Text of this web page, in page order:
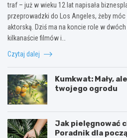
traf – już w wieku 12 lat napisała
przeprowadzki do Los Angeles, żeby
aktorską. Dziś ma na koncie role w
kilkanaście filmów i…
Czytaj dalej
Kumkwat: Mały,
twojego ogrodu
Jak pielęgnować
Poradnik dla